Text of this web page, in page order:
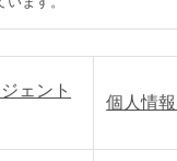
ェント
個人情